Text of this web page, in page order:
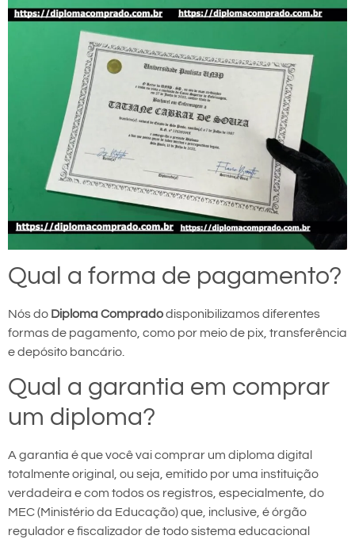
Qual a forma de pagamento?
Nós do Diploma Compradodisponibilizamos diferentes
formas de pagamento, como por meio de pix, transferência
e depósito bancário.
Qual a garantia em comprar
um diploma?
A garantia é que você vai comprar um diploma digital
totalmente original, ou seja, emitido por uma instituição
verdadeira e com todos os registros, especialmente, do
MEC (Ministério da Educação) que, inclusive, é órgão
regulador e fiscalizador de todo sistema educacional